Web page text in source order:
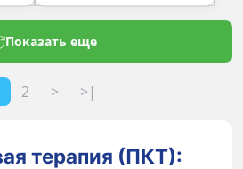
Показать еще
2 > >|
терапия (ПКТ):